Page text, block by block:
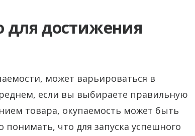
для достижения
может варьироваться в
если вы выбираете правильную
товара, окупаемость может быть
понимать, что для запуска успешного